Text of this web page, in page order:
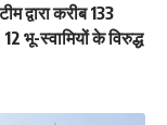
द्वारा करीब 133
भू-स्वामियों के विरुद्ध